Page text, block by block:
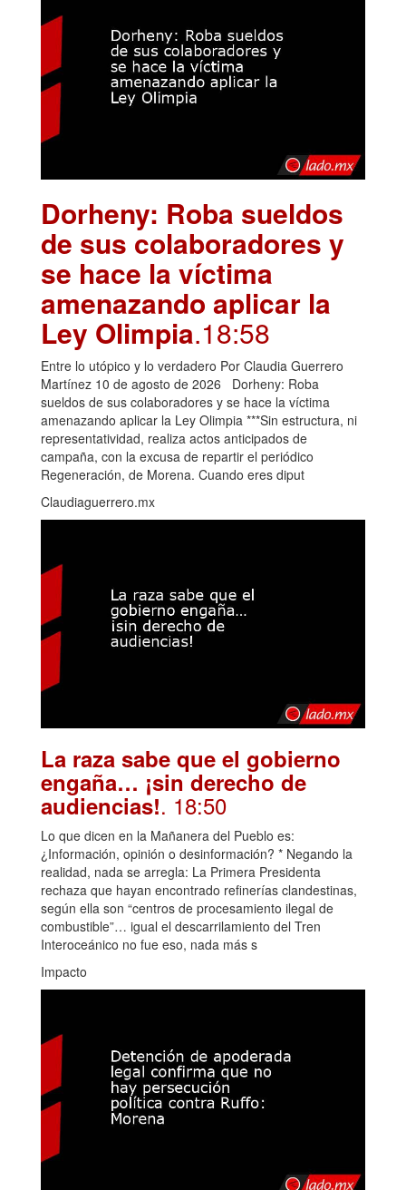
Dorheny: Roba sueldos
de sus colaboradores y
se hace la víctima
amenazando aplicar la
Ley Olimpia.18:58
Entre lo utópico y lo verdadero Por Claudia Guerrero
Martínez 10 de agosto de 2026 Dorheny: Roba
sueldos de sus colaboradores y se hace la víctima
amenazando aplicar la Ley Olimpia ***Sin estructura, ni
representatividad, realiza actos anticipados de
campaña, con la excusa de repartir el periódico
Regeneración, de Morena. Cuando eres diput
Claudiaguerrero.mx
La raza sabe que el gobierno
engaña… ¡sin derecho de
audiencias!. 18:50
Lo que dicen en la Mañanera del Pueblo es:
¿Información, opinión o desinformación? * Negando la
realidad, nada se arregla: La Primera Presidenta
rechaza que hayan encontrado refinerías clandestinas,
según ella son “centros de procesamiento ilegal de
combustible”… igual el descarrilamiento del Tren
Interoceánico no fue eso, nada más s
Impacto